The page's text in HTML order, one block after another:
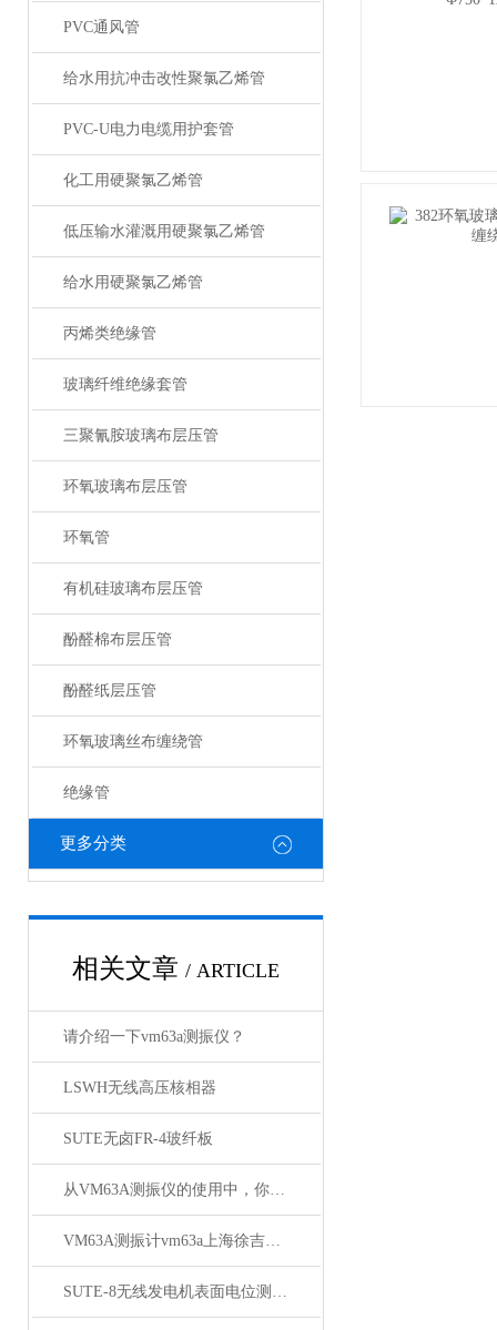
PVC通风管
给水用抗冲击改性聚氯乙烯管
PVC-U电力电缆用护套管
化工用硬聚氯乙烯管
低压输水灌溉用硬聚氯乙烯管
给水用硬聚氯乙烯管
丙烯类绝缘管
玻璃纤维绝缘套管
三聚氰胺玻璃布层压管
环氧玻璃布层压管
环氧管
有机硅玻璃布层压管
酚醛棉布层压管
酚醛纸层压管
环氧玻璃丝布缠绕管
绝缘管
更多分类
相关文章 / ARTICLE
请介绍一下vm63a测振仪？
LSWH无线高压核相器
SUTE无卤FR-4玻纤板
从VM63A测振仪的使用中，你得出了什么结论呢？
VM63A测振计vm63a上海徐吉电气
SUTE-8无线发电机表面电位测试仪